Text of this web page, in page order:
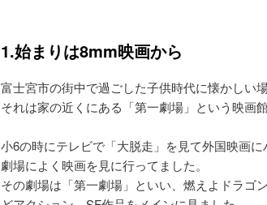
1.始まりは8mm映画から
富士宮市の街中で過ごした子供時代に懐かしい場
それは家の近くにある「第一劇場」という映画館
小6の時にテレビで「大脱走」を見て外国映画
劇場によく映画を見に行ってました。
その劇場は「第一劇場」といい、燃えよドラゴ